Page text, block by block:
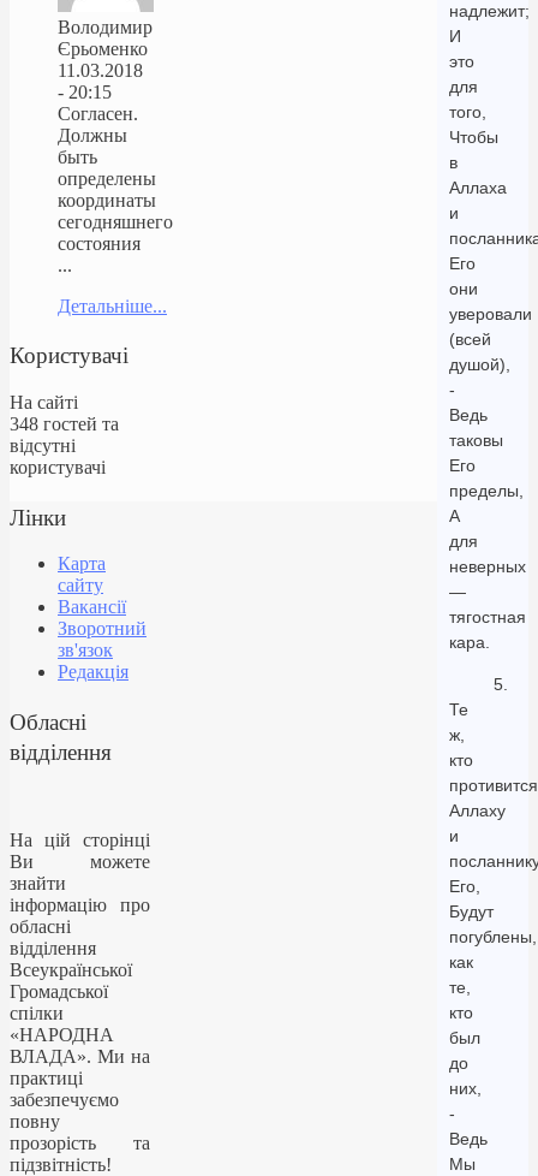
надлежит;
И
это
для
того,
Чтобы
в
Аллаха
и
Его
они
уверовали
(всей
душой),
-
Ведь
таковы
Его
пределы,
А
для
неверных
—
тягостная
кара.
5.
Те
ж,
кто
противится
Аллаху
и
Его,
Будут
погублены,
как
те,
кто
был
до
них,
-
Ведь
Мы
Володимир
Єрьоменко
11.03.2018
- 20:15
Согласен.
Должны
быть
определены
координаты
сегодняшнего
состояния
...
Детальніше...
Користувачі
На сайті
348 гостей та
відсутні
користувачі
Лінки
Карта
сайту
Вакансії
Зворотний
зв'язок
Редакція
Обласні
відділення
На цій сторінці
Ви можете
знайти
інформацію про
обласні
відділення
Всеукраїнської
Громадської
спілки
«НАРОДНА
ВЛАДА». Ми на
практиці
забезпечуємо
повну
прозорість та
підзвітність!